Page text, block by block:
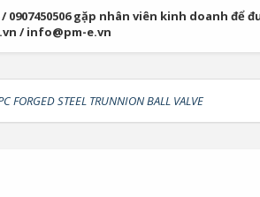
gặp nhân viên kinh doanh để
/ info@pm-e.vn
FORGED STEEL TRUNNION BALL VALVE